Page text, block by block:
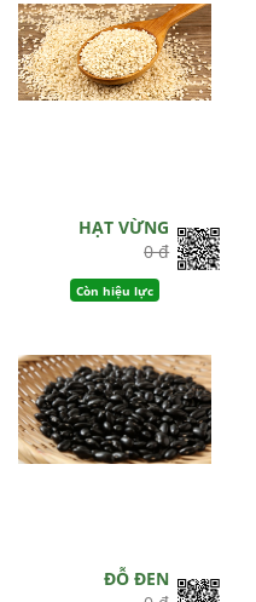
HẠT VỪNG
0 đ
Còn hiệu lực
ĐỖ ĐEN